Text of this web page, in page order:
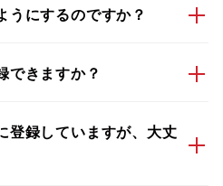
うにするのですか？
できますか？
登録していますが、大丈